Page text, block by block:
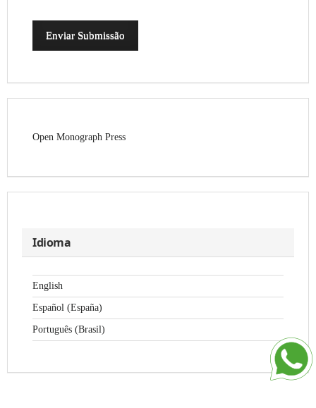
Enviar Submissão
Open Monograph Press
Idioma
English
Español (España)
Português (Brasil)